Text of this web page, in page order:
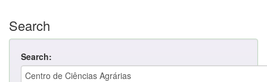
Search
Search: